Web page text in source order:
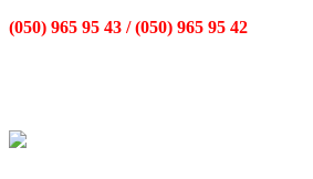
(050) 965 95 43 /(050) 965 95 42